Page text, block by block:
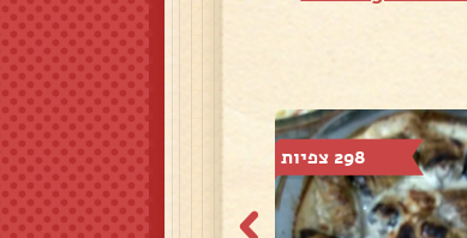
298 צפיות